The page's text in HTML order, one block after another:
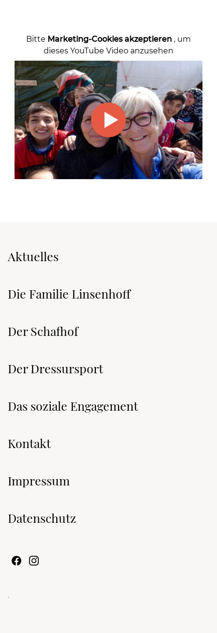
Bitte Marketing-Cookies akzeptieren , um
dieses YouTube Video anzusehen
Aktuelles
Die Familie Linsenhoff
Der Schafhof
Der Dressursport
Das soziale Engagement
Kontakt
Impressum
Datenschutz
.